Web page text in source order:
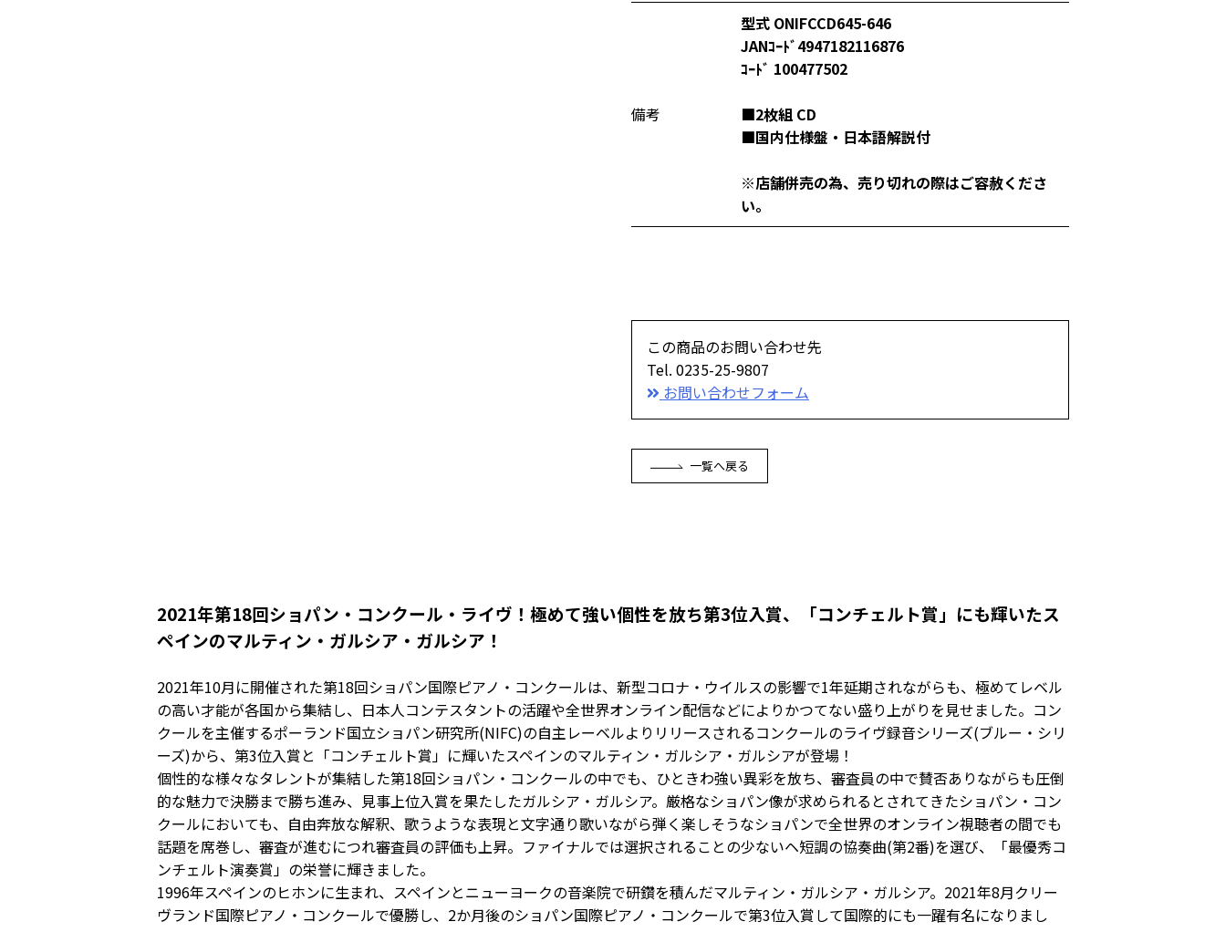
備考
型式 ONIFCCD645-646
JANｺｰﾄﾞ4947182116876
ｺｰﾄﾞ 100477502
■2枚組 CD
■国内仕様盤・日本語解説付
※店舗併売の為、売り切れの際はご容赦くださ
い。
この商品のお問い合わせ先
Tel. 0235-25-9807
お問い合わせフォーム
一覧へ戻る
2021年第18回ショパン・コンクール・ライヴ！極めて強い個性を放ち第3位入賞、「コンチェルト賞」にも輝いたス
ペインのマルティン・ガルシア・ガルシア！
2021年10月に開催された第18回ショパン国際ピアノ・コンクールは、新型コロナ・ウイルスの影響で1年延期されながらも、極めてレベル
の高い才能が各国から集結し、日本人コンテスタントの活躍や全世界オンライン配信などによりかつてない盛り上がりを見せました。コン
クールを主催するポーランド国立ショパン研究所(NIFC)の自主レーベルよりリリースされるコンクールのライヴ録音シリーズ(ブルー・シリ
ーズ)から、第3位入賞と「コンチェルト賞」に輝いたスペインのマルティン・ガルシア・ガルシアが登場！
個性的な様々なタレントが集結した第18回ショパン・コンクールの中でも、ひときわ強い異彩を放ち、審査員の中で賛否ありながらも圧倒
的な魅力で決勝まで勝ち進み、見事上位入賞を果たしたガルシア・ガルシア。厳格なショパン像が求められるとされてきたショパン・コン
クールにおいても、自由奔放な解釈、歌うような表現と文字通り歌いながら弾く楽しそうなショパンで全世界のオンライン視聴者の間でも
話題を席巻し、審査が進むにつれ審査員の評価も上昇。ファイナルでは選択されることの少ないヘ短調の協奏曲(第2番)を選び、「最優秀コ
ンチェルト演奏賞」の栄誉に輝きました。
1996年スペインのヒホンに生まれ、スペインとニューヨークの音楽院で研鑽を積んだマルティン・ガルシア・ガルシア。2021年8月クリー
ヴランド国際ピアノ・コンクールで優勝し、2か月後のショパン国際ピアノ・コンクールで第3位入賞して国際的にも一躍有名になりまし